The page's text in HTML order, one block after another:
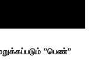
”பெண்”